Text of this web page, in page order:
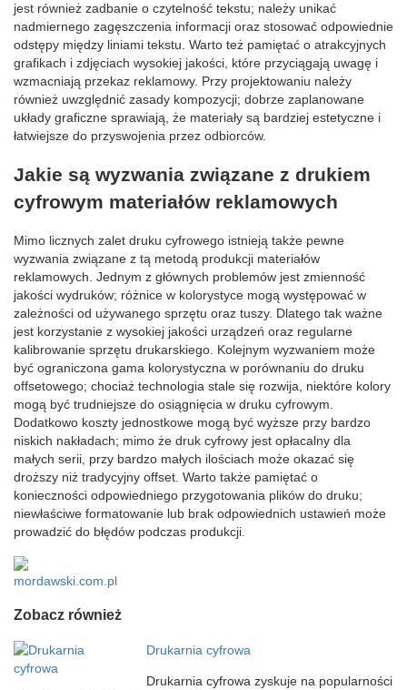
jest również zadbanie o czytelność tekstu; należy unikać
nadmiernego zagęszczenia informacji oraz stosować odpowiednie
odstępy między liniami tekstu. Warto też pamiętać o atrakcyjnych
grafikach i zdjęciach wysokiej jakości, które przyciągają uwagę i
wzmacniają przekaz reklamowy. Przy projektowaniu należy
również uwzględnić zasady kompozycji; dobrze zaplanowane
układy graficzne sprawiają, że materiały są bardziej estetyczne i
łatwiejsze do przyswojenia przez odbiorców.
Jakie są wyzwania związane z drukiem
cyfrowym materiałów reklamowych
Mimo licznych zalet druku cyfrowego istnieją także pewne
wyzwania związane z tą metodą produkcji materiałów
reklamowych. Jednym z głównych problemów jest zmienność
jakości wydruków; różnice w kolorystyce mogą występować w
zależności od używanego sprzętu oraz tuszy. Dlatego tak ważne
jest korzystanie z wysokiej jakości urządzeń oraz regularne
kalibrowanie sprzętu drukarskiego. Kolejnym wyzwaniem może
być ograniczona gama kolorystyczna w porównaniu do druku
offsetowego; chociaż technologia stale się rozwija, niektóre kolory
mogą być trudniejsze do osiągnięcia w druku cyfrowym.
Dodatkowo koszty jednostkowe mogą być wyższe przy bardzo
niskich nakładach; mimo że druk cyfrowy jest opłacalny dla
małych serii, przy bardzo małych ilościach może okazać się
droższy niż tradycyjny offset. Warto także pamiętać o
konieczności odpowiedniego przygotowania plików do druku;
niewłaściwe formatowanie lub brak odpowiednich ustawień może
prowadzić do błędów podczas produkcji.
mordawski.com.pl
Zobacz również
Drukarnia cyfrowa
Drukarnia cyfrowa zyskuje na popularności